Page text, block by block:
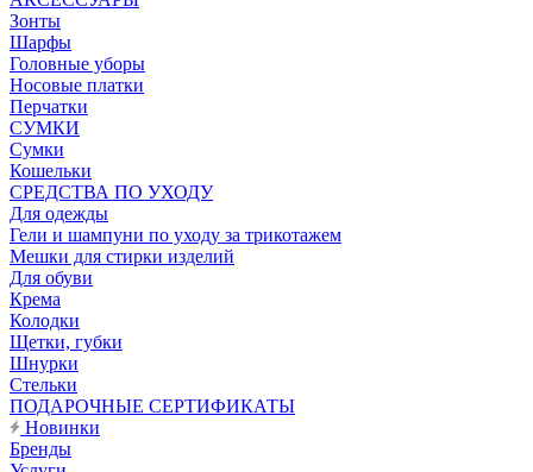
Зонты
Шарфы
Головные уборы
Носовые платки
Перчатки
СУМКИ
Сумки
Кошельки
CРЕДСТВА ПО УХОДУ
Для одежды
Гели и шампуни по уходу за трикотажем
Мешки для стирки изделий
Для обуви
Крема
Колодки
Щетки, губки
Шнурки
Стельки
ПОДАРОЧНЫЕ СЕРТИФИКАТЫ
Новинки
Бренды